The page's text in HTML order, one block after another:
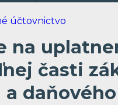
na
časti